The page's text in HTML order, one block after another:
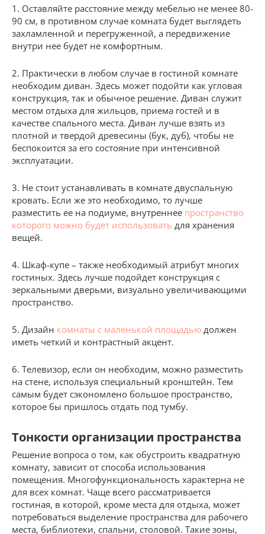
1. Оставляйте расстояние между мебелью не менее 80-
90 см, в противном случае комната будет выглядеть
захламленной и перегруженной, а передвижение
внутри нее будет не комфортным.
2. Практически в любом случае в гостиной комнате
необходим диван. Здесь может подойти как угловая
конструкция, так и обычное решение. Диван служит
местом отдыха для жильцов, приема гостей и в
качестве спального места. Диван лучше взять из
плотной и твердой древесины (бук, дуб), чтобы не
беспокоится за его состояние при интенсивной
эксплуатации.
3. Не стоит устанавливать в комнате двуспальную
кровать. Если же это необходимо, то лучше
разместить ее на подиуме, внутреннее пространство
которого можно будет использовать для хранения
вещей.
4. Шкаф-купе – также необходимый атрибут многих
гостиных. Здесь лучше подойдет конструкция с
зеркальными дверьми, визуально увеличивающими
пространство.
5. Дизайн комнаты с маленькой площадью должен
иметь четкий и контрастный акцент.
6. Телевизор, если он необходим, можно разместить
на стене, используя специальный кронштейн. Тем
самым будет сэкономлено большое пространство,
которое бы пришлось отдать под тумбу.
Тонкости организации пространства
Решение вопроса о том, как обустроить квадратную
комнату, зависит от способа использования
помещения. Многофункциональность характерна не
для всех комнат. Чаще всего рассматривается
гостиная, в которой, кроме места для отдыха, может
потребоваться выделение пространства для рабочего
места, библиотеки, спальни, столовой. Такие зоны,